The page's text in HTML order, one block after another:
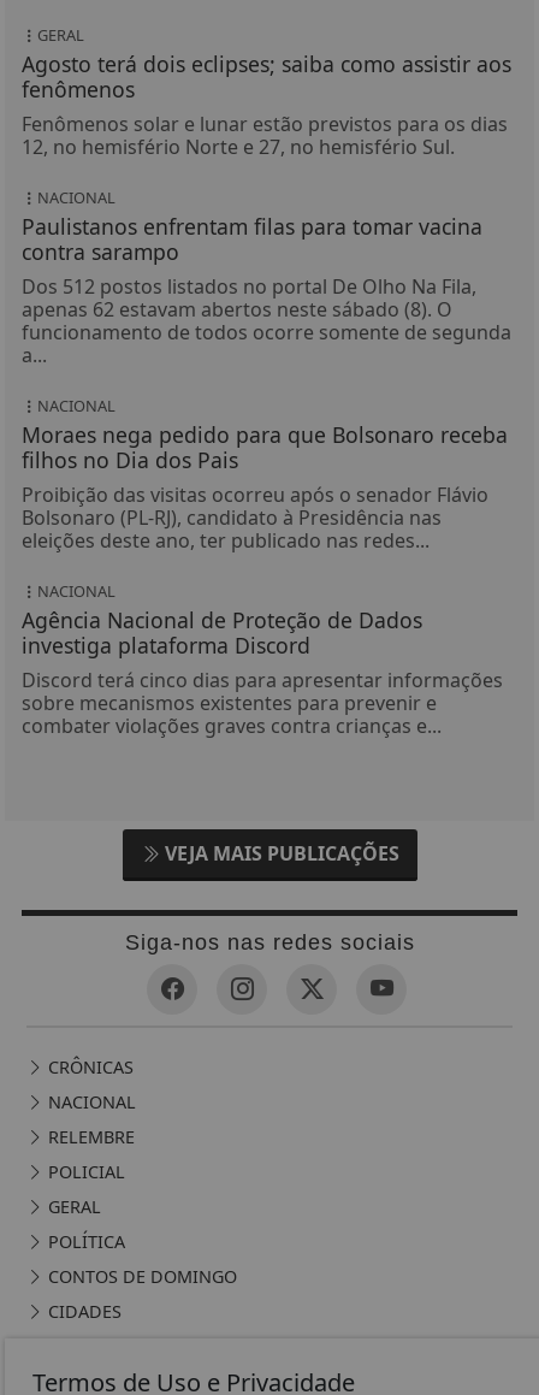
GERAL
Agosto terá dois eclipses; saiba como assistir aos
fenômenos
Fenômenos solar e lunar estão previstos para os dias
12, no hemisfério Norte e 27, no hemisfério Sul.
NACIONAL
Paulistanos enfrentam filas para tomar vacina
contra sarampo
Dos 512 postos listados no portal De Olho Na Fila,
apenas 62 estavam abertos neste sábado (8). O
funcionamento de todos ocorre somente de segunda
a...
NACIONAL
Moraes nega pedido para que Bolsonaro receba
filhos no Dia dos Pais
Proibição das visitas ocorreu após o senador Flávio
Bolsonaro (PL-RJ), candidato à Presidência nas
eleições deste ano, ter publicado nas redes...
NACIONAL
Agência Nacional de Proteção de Dados
investiga plataforma Discord
Discord terá cinco dias para apresentar informações
sobre mecanismos existentes para prevenir e
combater violações graves contra crianças e...
VEJA MAIS PUBLICAÇÕES
Siga-nos nas redes sociais
CRÔNICAS
NACIONAL
RELEMBRE
POLICIAL
GERAL
POLÍTICA
CONTOS DE DOMINGO
CIDADES
INTERNACIONAL
Termos de Uso e Privacidade